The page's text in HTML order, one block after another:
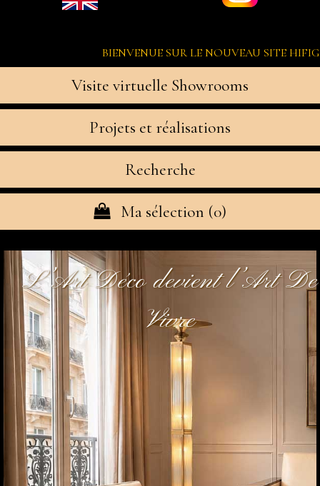
BIENVENUE SUR LE NOUVEAU SITE HIFIGENY MIS
Visite virtuelle Showrooms
Projets et réalisations
Recherche
Ma sélection (0)
L’Art Déco devient l’Art De
Vivre